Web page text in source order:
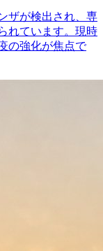
ザが検出され、専
れています。現時
の強化が焦点で